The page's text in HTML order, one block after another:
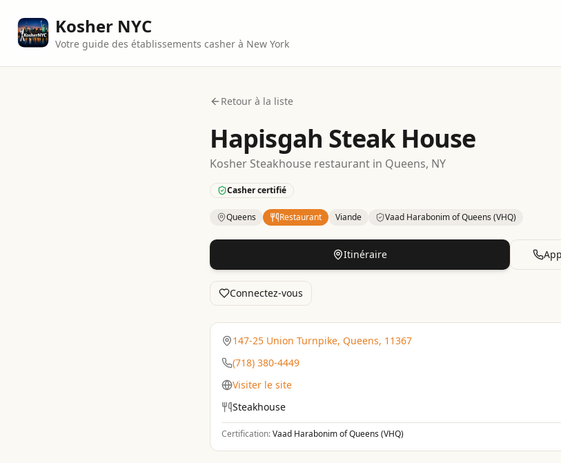
Kosher NYC
Votre guide des établissements casher à New York
Retour à la liste
Hapisgah Steak House
Kosher Steakhouse restaurant in Queens, NY
Casher certifié
Queens Restaurant Viande Vaad Harabonim of Queens (VHQ)
Kosher Category: Meat.
Itinéraire
Connectez-vous
147-25 Union Turnpike, Queens, 11367
(718) 380-4449
Visiter le site
Steakhouse
Certification:Vaad Harabonim of Queens (VHQ)